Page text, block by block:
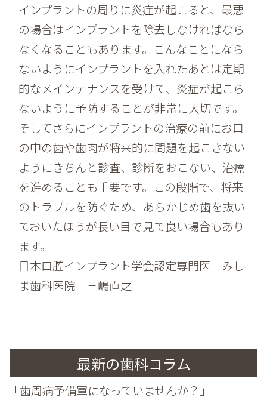
インプラントの周りに炎症が起こると、最悪
の場合はインプラントを除去しなければなら
なくなることもあります。こんなことになら
ないようにインプラントを入れたあとは定期
的なメインテナンスを受けて、炎症が起こら
ないように予防することが非常に大切です。
そしてさらにインプラントの治療の前にお口
の中の歯や歯肉が将来的に問題を起こさない
ようにきちんと診査、診断をおこない、治療
を進めることも重要です。この段階で、将来
のトラブルを防ぐため、あらかじめ歯を抜い
ておいたほうが長い目で見て良い場合もあり
ます。
日本口腔インプラント学会認定専門医 みし
ま歯科医院 三嶋直之
最新の歯科コラム
「歯周病予備軍になっていませんか？」